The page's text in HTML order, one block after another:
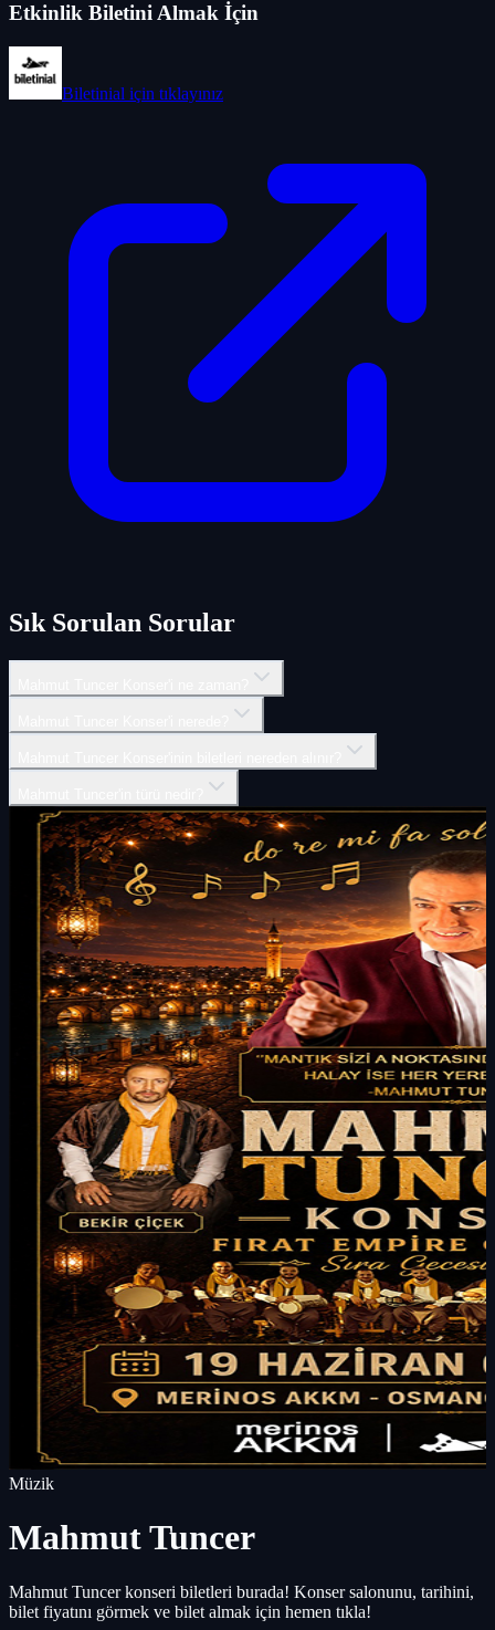
Etkinlik Biletini Almak İçin
Biletinial için tıklayınız
Sık Sorulan Sorular
Müzik
Mahmut Tuncer
Mahmut Tuncer konseri biletleri burada! Konser salonunu, tarihini,
bilet fiyatını görmek ve bilet almak için hemen tıkla!